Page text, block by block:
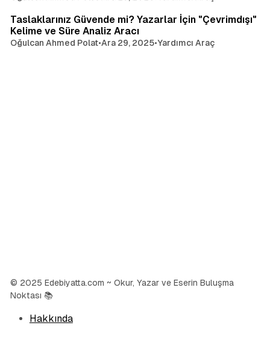
Taslaklarınız Güvende mi? Yazarlar İçin "Çevrimdışı"
Kelime ve Süre Analiz Aracı
Oğulcan Ahmed Polat•Ara 29, 2025•Yardımcı Araç
© 2025 Edebiyatta.com ~ Okur, Yazar ve Eserin Buluşma
Noktası 📚
Hakkında